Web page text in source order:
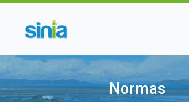
Normas